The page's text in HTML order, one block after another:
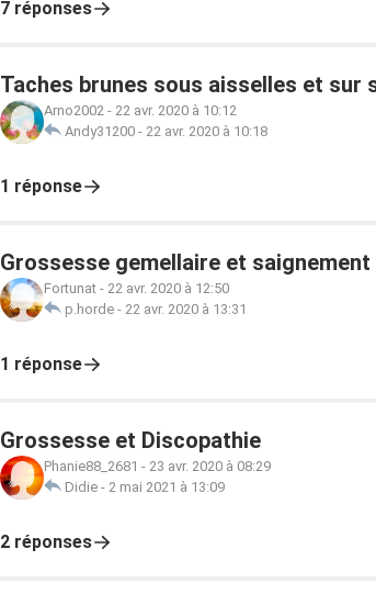
7 réponses
Taches brunes sous aisselles et sur
Arno2002 - 22 avr. 2020 à 10:12
Andy31200 - 22 avr. 2020 à 10:18
1 réponse
Grossesse gemellaire et saignement
Fortunat - 22 avr. 2020 à 12:50
p.horde - 22 avr. 2020 à 13:31
1 réponse
Grossesse et Discopathie
Phanie88_2681 - 23 avr. 2020 à 08:29
Didie - 2 mai 2021 à 13:09
2 réponses